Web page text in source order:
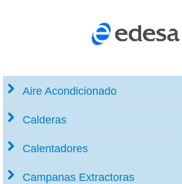
Aire Acondicionado
Calderas
Calentadores
Campanas Extractoras